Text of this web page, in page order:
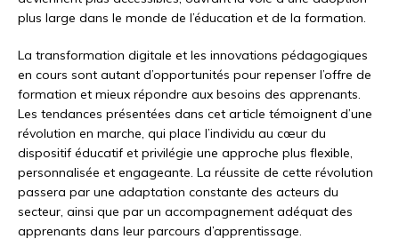
plus large dans le monde de l’éducation et de la formation.
La transformation digitale et les innovations pédagogiques
en cours sont autant d’opportunités pour repenser l’offre de
formation et mieux répondre aux besoins des apprenants.
Les tendances présentées dans cet article témoignent d’une
révolution en marche, qui place l’individu au cœur du
dispositif éducatif et privilégie une approche plus flexible,
personnalisée et engageante. La réussite de cette révolution
passera par une adaptation constante des acteurs du
secteur, ainsi que par un accompagnement adéquat des
apprenants dans leur parcours d’apprentissage.